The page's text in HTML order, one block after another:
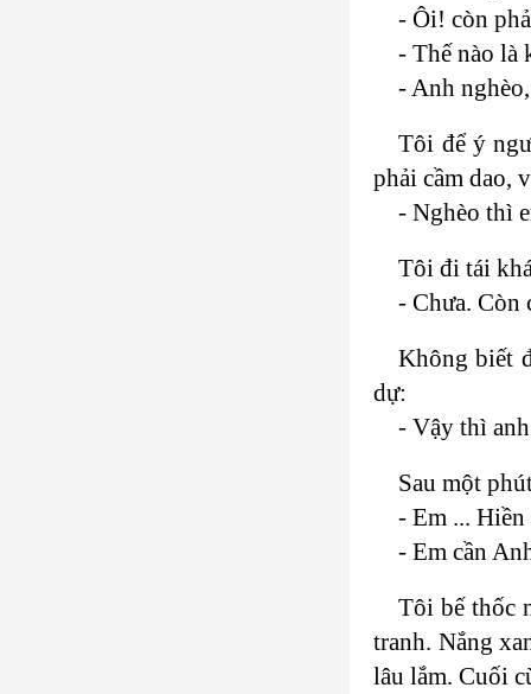
- Ôi! còn
- Thế nào là
- Anh
Tôi để ý
phải cầm dao,
- Nghèo thì
Tôi đi tái
- Chưa. Còn
Không biết
dự:
- Vậy thì
Sau một
- Em ...
- Em cần
Tôi bế thốc
tranh. Nắng
lâu lắm. Cuối